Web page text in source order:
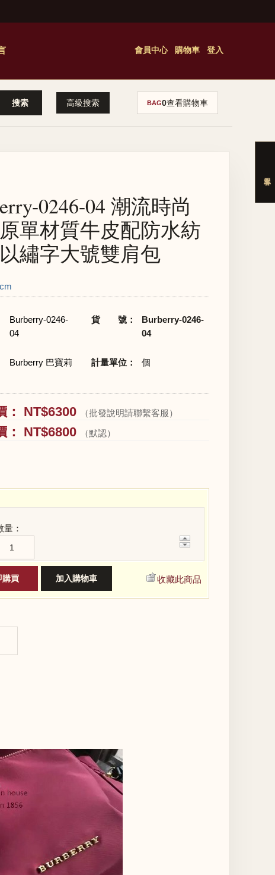
會員中心 購物車 登入
高級搜索 BAG0查看購物車
0246-04 潮流時尚
單材質牛皮配防水紡
繡字大號雙肩包
Burberry-0246-
04
貨 號：
Burberry-0246-
04
Burberry 巴寶莉 計量單位： 個
： NT$6300 （批發說明請聯繫客服）
： NT$6800
（默認）
量：
+
−
收藏此商品